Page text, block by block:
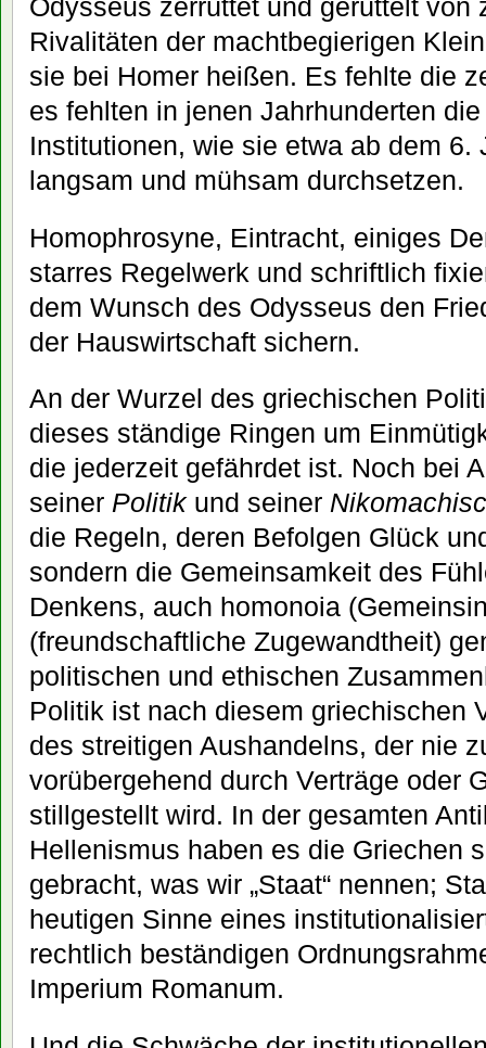
Odysseus zerrüttet und gerüttelt von
Rivalitäten der machtbegierigen
sie bei Homer heißen. Es fehlte die
es fehlten in jenen Jahrhunderten
Institutionen, wie sie etwa ab dem 6.
langsam und mühsam durchsetzen.
Homophrosyne, Eintracht, einiges
starres Regelwerk und schriftlich
dem Wunsch des Odysseus den
der Hauswirtschaft sichern.
An der Wurzel des griechischen
dieses ständige Ringen um
die jederzeit gefährdet ist. Noch bei
seiner Politikund seiner
die Regeln, deren Befolgen Glück
sondern die Gemeinsamkeit des
Denkens, auch homonoia
(freundschaftliche Zugewandtheit)
politischen und ethischen
Politik ist nach diesem griechischen
des streitigen Aushandelns, der nie
vorübergehend durch Verträge oder
stillgestellt wird. In der gesamten
Hellenismus haben es die Griechen
gebracht, was wir „Staat“ nennen;
heutigen Sinne eines
rechtlich beständigen
Imperium Romanum.